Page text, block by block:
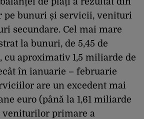
pe bunuri și servicii, venituri
secundare. Cel mai mare
la bunuri, de 5,45 de
cu aproximativ 1,5 miliarde de
în ianuarie – februarie
are un excedent mai
euro (până la 1,61 miliarde
veniturilor primare a